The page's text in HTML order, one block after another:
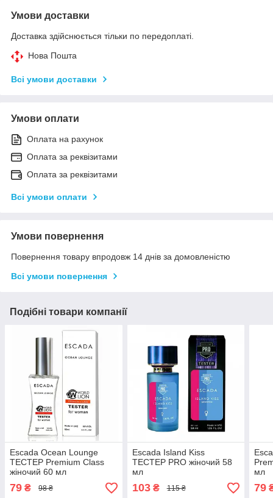
Умови доставки
Доставка здійснюється тільки по передоплаті.
Нова Пошта
Всі умови доставки
Умови оплати
Оплата на рахунок
Оплата за реквізитами
Оплата за реквізитами
Всі умови оплати
Умови повернення
Повернення товару впродовж 14 днів за домовленістю
Всі умови повернення
Подібні товари компанії
Escada Ocean Lounge
ТЕСТЕР Premium Class
жіночий 60 мл
79 ₴ 98 ₴
Escada Island Kiss
ТЕСТЕР PRO жіночий 58
мл
103₴ 115 ₴
мл
79